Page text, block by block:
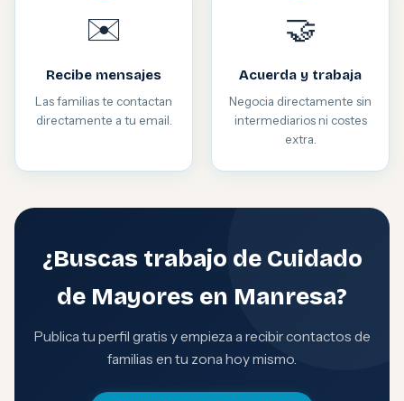
✉️
Recibe mensajes
Las familias te contactan
directamente a tu email.
🤝
Acuerda y trabaja
Negocia directamente sin
intermediarios ni costes
extra.
¿Buscas trabajo de Cuidado
de Mayores en Manresa?
Publica tu perfil gratis y empieza a recibir contactos de
familias en tu zona hoy mismo.